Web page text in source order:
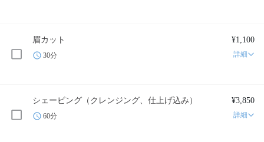
眉カット ¥1,100
30分 詳細
シェービング（クレンジング、仕上げ込み） ¥3,850
60分 詳細